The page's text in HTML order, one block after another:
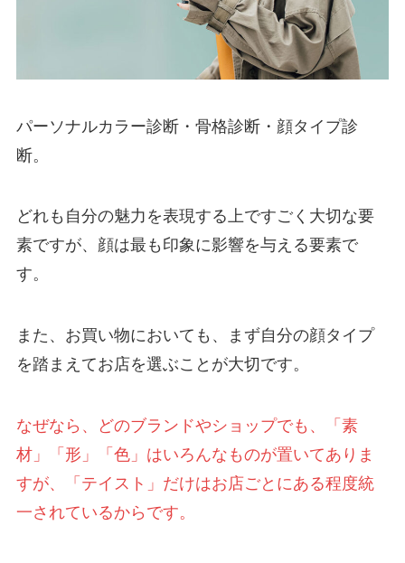
パーソナルカラー診断・骨格診断・顔タイプ診
断。
どれも自分の魅力を表現する上ですごく大切な要
素ですが、顔は最も印象に影響を与える要素で
す。
また、お買い物においても、まず自分の顔タイプ
を踏まえてお店を選ぶことが大切です。
なぜなら、どのブランドやショップでも、「素
材」「形」「色」はいろんなものが置いてありま
すが、「テイスト」だけはお店ごとにある程度統
一されているからです。